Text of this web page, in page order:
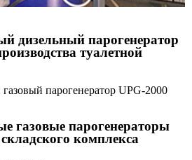
дизельный парогенератор
туалетной
газовые парогенераторы
комплекса